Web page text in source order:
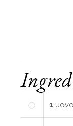
1 uovo